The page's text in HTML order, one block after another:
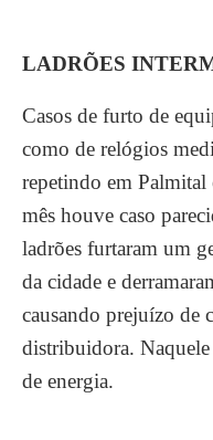
LADRÕES
Casos de furto de
como de relógios
repetindo em Palmital
mês houve caso
ladrões furtaram um
da cidade e
causando prejuízo de
distribuidora. Naquele
de energia.